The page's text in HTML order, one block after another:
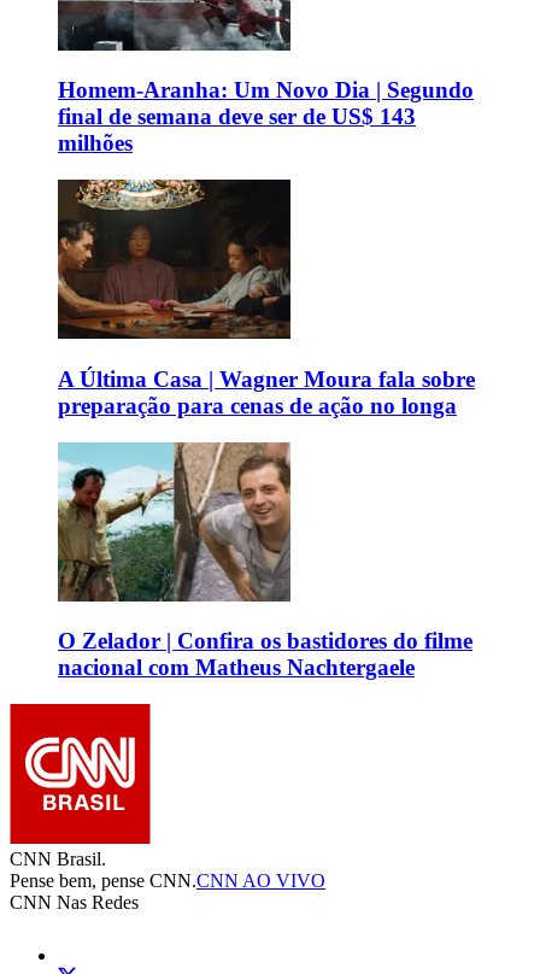
Homem-Aranha: Um Novo Dia | Segundo
final de semana deve ser de US$ 143
milhões
A Última Casa | Wagner Moura fala sobre
preparação para cenas de ação no longa
O Zelador | Confira os bastidores do filme
nacional com Matheus Nachtergaele
CNN Brasil.
Pense bem, pense CNN.CNN AO VIVO
CNN Nas Redes